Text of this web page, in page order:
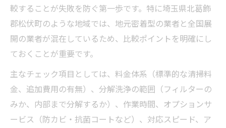
較することが失敗を防ぐ第一歩です。特に埼玉県北葛飾
郡松伏町のような地域では、地元密着型の業者と全国展
開の業者が混在しているため、比較ポイントを明確にし
ておくことが重要です。
主なチェック項目としては、料金体系（標準的な清掃料
金、追加費用の有無）、分解洗浄の範囲（フィルターの
みか、内部まで分解するか）、作業時間、オプションサ
ービス（防カビ・抗菌コートなど）、対応スピード、ア